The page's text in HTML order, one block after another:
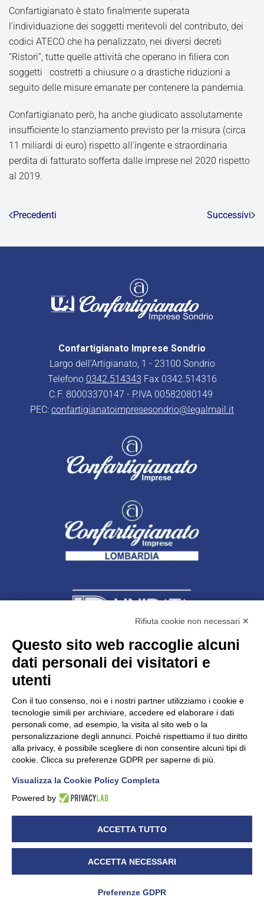
Confartigianato è stato finalmente superata
l’individuazione dei soggetti meritevoli del contributo, dei
codici ATECO che ha penalizzato, nei diversi decreti
“Ristori”, tutte quelle attività che operano in filiera con
soggetti costretti a chiusure o a drastiche riduzioni a
seguito delle misure emanate per contenere la pandemia.
Confartigianato però, ha anche giudicato assolutamente
insufficiente lo stanziamento previsto per la misura (circa
11 miliardi di euro) rispetto all’ingente e straordinaria
perdita di fatturato sofferta dalle imprese nel 2020 rispetto
al 2019.
Precedenti Successivi
Confartigianato Imprese Sondrio
Largo dell’Artigianato, 1 - 23100 Sondrio
Telefono 0342.514343 Fax 0342.514316
C.F. 80003370147 - P.IVA 00582080149
PEC: confartigianatoimpresesondrio@legalmail.it
Unidata s.r.lcon unico socio
Largo dell’Artigianato, 1 - 23100 Sondrio
C.F. 00481790145 - N.REA SO-36426
PEC: unidata.sondrio@legalmail.it
Cap. soc. euro 100.000,00 i.v.
UNIDATA - Informativa privacy (per i clienti)
UNIDATA - Whistleblowing
Rifiuta cookie non necessari ✕
Questo sito web raccoglie alcuni
dati personali dei visitatori e
utenti
Con il tuo consenso, noi e i nostri partner utilizziamo i cookie e
tecnologie simili per archiviare, accedere ed elaborare i dati
personali come, ad esempio, la visita al sito web o la
personalizzazione degli annunci. Poiché rispettiamo il tuo diritto
alla privacy, è possibile scegliere di non consentire alcuni tipi di
cookie. Clicca su preferenze GDPR per saperne di più.
Visualizza la Cookie Policy Completa
Powered by
ACCETTA TUTTO
ACCETTA NECESSARI
Preferenze GDPR